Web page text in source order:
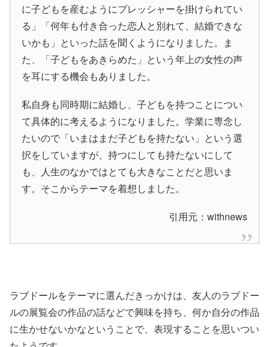
に子どもを産むようにプレッシャーを掛けられてい
る」「何年も付き合った恋人と別れて、結婚できな
いかも」といった話を聞くようになりました。ま
た、「子どもをあきらめた」という年上の女性の声
を耳にする機会もありました。
私自身も同時期に結婚し、子どもを持つことについ
て具体的に考えるようになりました。学業に専念し
たいので「いまはまだ子どもを持たない」という選
択をしていますが、持つにしても持たないにして
も、人生のなかではとても大きなことだと思いま
す。そこからテーマを着想しました。
引用元：withnews
ラブドールをテーマに選んだきっかけは、友人のラブドー
ルの展覧会の作品の話などで興味を持ち、何か自分の作品
に生かせないかなということで、表現することを思いつい